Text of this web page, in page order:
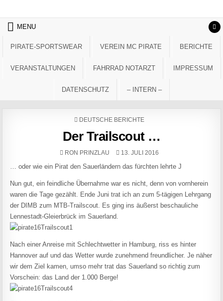
MENU
PIRATE-SPORTSWEAR VEREIN MC PIRATE BERICHTE
VERANSTALTUNGEN FAHRRAD NOTARZT IMPRESSUM
DATENSCHUTZ – INTERN –
POSTED IN
DEUTSCHE BERICHTE
Der Trailscout …
AUTHOR:
RON PRINZLAU PUBLISHED DATE:
13. JULI 2016
… oder wie ein Pirat den Sauerländern das fürchten lehrte J
Nun gut, ein feindliche Übernahme war es nicht, denn von vornherein
waren die Tage gezählt. Ende Juni trat ich an zum 5-tägigen Lehrgang
der DIMB zum MTB-Trailscout. Es ging ins äußerst beschauliche
Lennestadt-Gleierbrück im Sauerland.
Nach einer Anreise mit Schlechtwetter in Hamburg, riss es hinter
Hannover auf und das Wetter wurde zunehmend freundlicher. Je näher
wir dem Ziel kamen, umso mehr trat das Sauerland so richtig zum
Vorschein: das Land der 1.000 Berge!